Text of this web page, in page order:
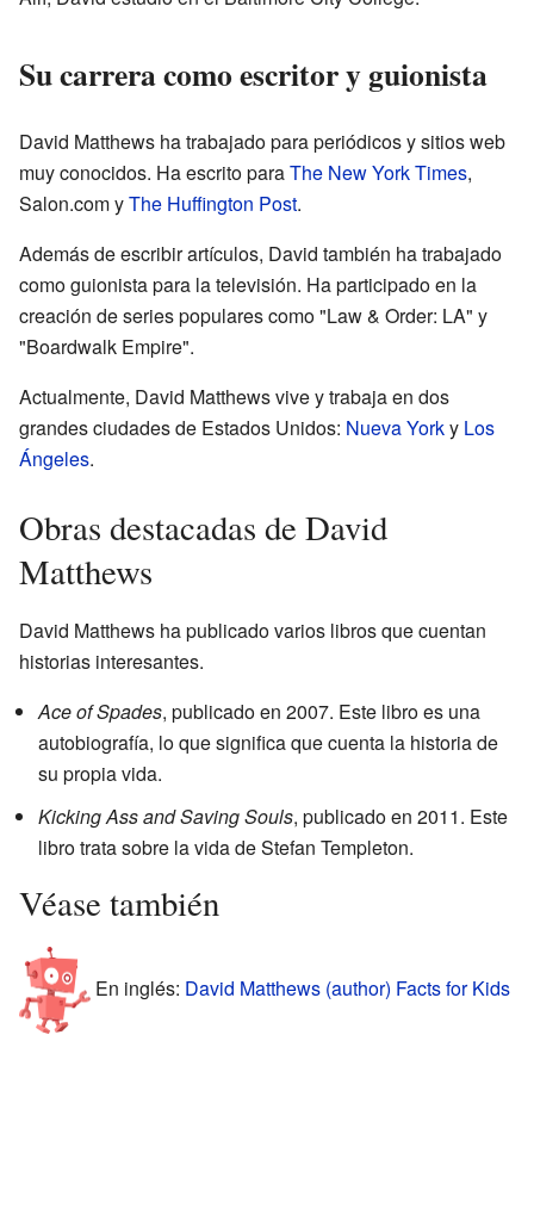
Su carrera como escritor y guionista
David Matthews ha trabajado para periódicos y sitios web
muy conocidos. Ha escrito paraThe New York Times,
Salon.com yThe Huffington Post.
Además de escribir artículos, David también ha trabajado
como guionista para la televisión. Ha participado en la
creación de series populares como "Law & Order: LA" y
"Boardwalk Empire".
Actualmente, David Matthews vive y trabaja en dos
grandes ciudades de Estados Unidos: Nueva Yorky Los
Ángeles.
Obras destacadas de David
Matthews
David Matthews ha publicado varios libros que cuentan
historias interesantes.
Ace of Spades, publicado en 2007. Este libro es una
autobiografía, lo que significa que cuenta la historia de
su propia vida.
Kicking Ass and Saving Souls, publicado en 2011. Este
libro trata sobre la vida de Stefan Templeton.
Véase también
En inglés: David Matthews (author) Facts for Kids